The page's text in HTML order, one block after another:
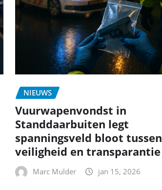
NIEUWS
Vuurwapenvondst in
Standdaarbuiten legt
spanningsveld bloot tussen
veiligheid en transparantie
Marc Mulder jan 15, 2026